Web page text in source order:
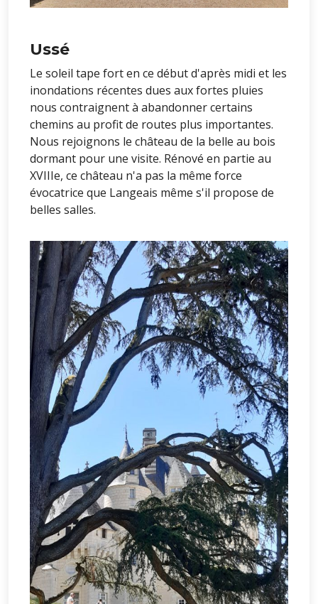
Ussé
Le soleil tape fort en ce début d'après midi et les
inondations récentes dues aux fortes pluies
nous contraignent à abandonner certains
chemins au profit de routes plus importantes.
Nous rejoignons le château de la belle au bois
dormant pour une visite. Rénové en partie au
XVIIIe, ce château n'a pas la même force
évocatrice que Langeais même s'il propose de
belles salles.